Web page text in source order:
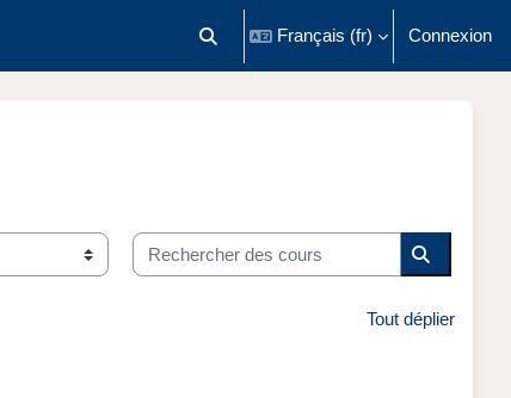
Activer/désactiver la saisie de
Français ‎(fr)‎ Connexion
Rechercher des cours
Tout déplier